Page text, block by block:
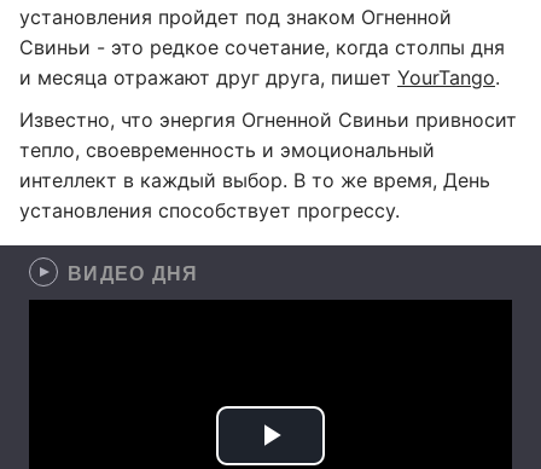
установления пройдет под знаком Огненной
Свиньи - это редкое сочетание, когда столпы дня
и месяца отражают друг друга, пишет YourTango.
Известно, что энергия Огненной Свиньи привносит
тепло, своевременность и эмоциональный
интеллект в каждый выбор. В то же время, День
установления способствует прогрессу.
ВИДЕО ДНЯ